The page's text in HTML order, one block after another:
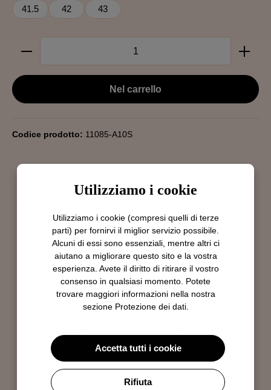
41.5
42 43
Quantità del prodotto: inserisci la quantità
Nel carrello
Codice prodotto: 11085-A10S
Un classico in nappa nera. La suola leggerissima e
ogni giorno.
Nome del materiale e del colore: Nappa nero
Suola in gomma
Altezza tacco: 2.0
Tomaia:
Produttore: Brunate Calzaturificio S.p.A., Via del Seprio 54, IT-22074
Utilizziamo i cookie
Utilizziamo i cookie (compresi quelli di terze
parti) per fornirvi il miglior servizio possibile.
Alcuni di essi sono essenziali, mentre altri ci
aiutano a migliorare questo sito e la vostra
esperienza. Avete il diritto di ritirare il vostro
consenso in qualsiasi momento. Potete
trovare maggiori informazioni nella nostra
sezione Protezione dei dati.
Accetta tutti i cookie
Rifiuta